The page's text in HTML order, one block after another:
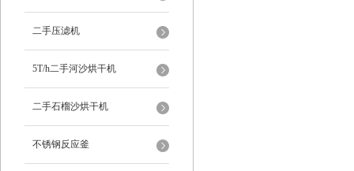
心机
二手压滤机
5T/h二手河沙烘干机
二手石榴沙烘干机
不锈钢反应釜